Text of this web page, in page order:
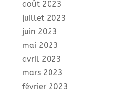
août 2023
juillet 2023
juin 2023
mai 2023
avril 2023
mars 2023
février 2023